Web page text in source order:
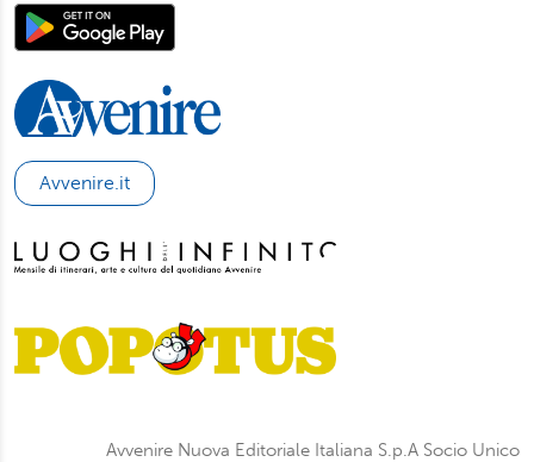
Avvenire.it
Avvenire Nuova Editoriale Italiana S.p.A Socio Unico